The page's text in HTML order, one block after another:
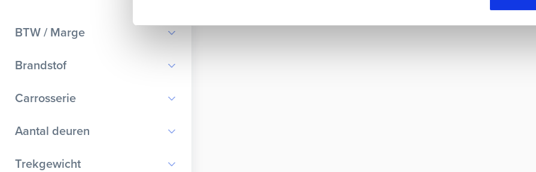
BTW / Marge
BTW
Brandstof
Benzine
Elektrisch
Hybride benzine
Carrosserie
Bestelauto
Chassis cabine
Aantal deuren
Trekgewicht